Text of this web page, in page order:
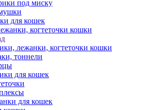
под миску
для кошек
когтеточки кошки
лежанки, когтеточки кошки
тоннели
для кошек
для кошек